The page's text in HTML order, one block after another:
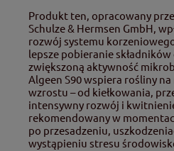
Produkt ten, opracowany
Schulze & Hermsen GmbH,
rozwój systemu
lepsze pobieranie składników
zwiększoną aktywność
Algeen S90 wspiera rośliny
wzrostu – od kiełkowania,
intensywny rozwój i
rekomendowany w
po przesadzeniu,
wystąpieniu stresu